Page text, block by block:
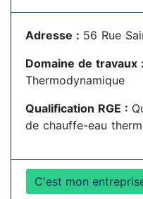
Adresse : 56 Rue
Domaine de travaux :
Thermodynamique
Qualification RGE :
de chauffe-eau
C'est mon